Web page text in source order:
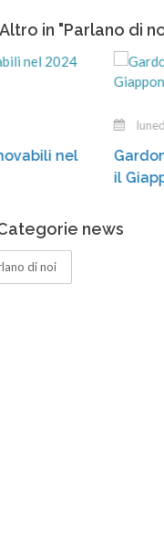
Altro in "Parlano di
lunedì 20 novembre 2023
Riviera: la
news
di noi